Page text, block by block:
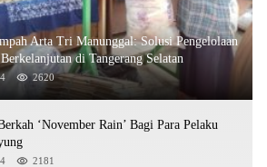
Arta Tri Manunggal: Solusi Pengelolaan
di Tangerang Selatan
2620
‘November Rain’ Bagi Para Pelaku
2181